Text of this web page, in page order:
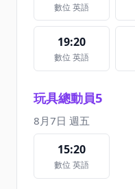
數位 英語
19:20
數位 英語
玩具總動員5
8月7日 週五
15:20
數位 英語